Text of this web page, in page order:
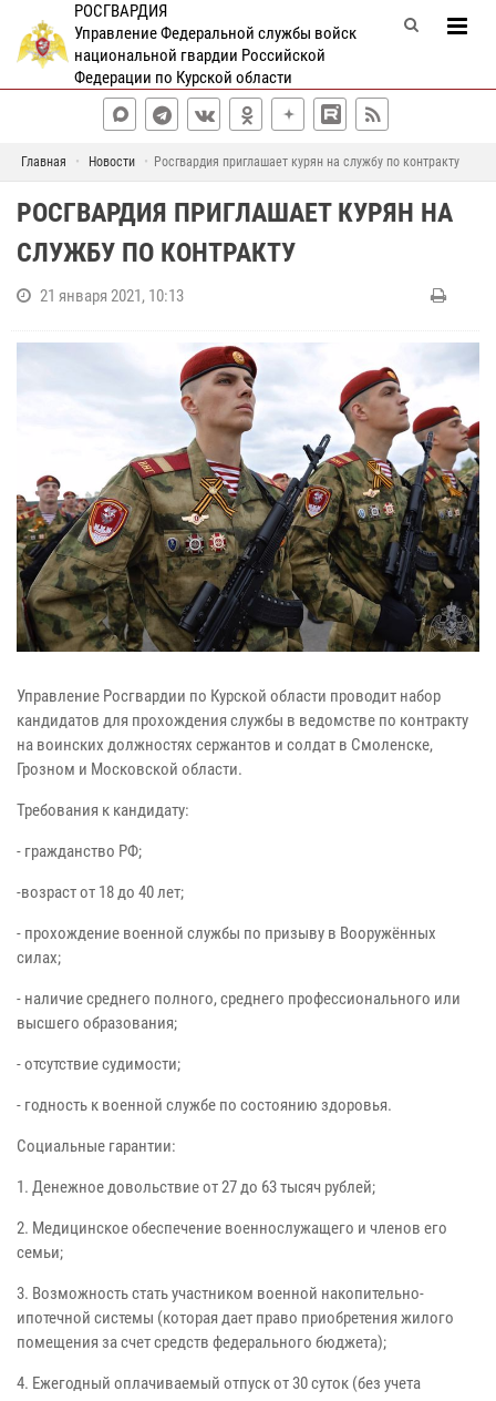
РОСГВАРДИЯ
Управление Федеральной службы войск
национальной гвардии Российской
Федерации по Курской области
Главная Новости Росгвардия приглашает курян на службу по контракту
РОСГВАРДИЯ ПРИГЛАШАЕТ КУРЯН НА
СЛУЖБУ ПО КОНТРАКТУ
21 января 2021, 10:13
Управление Росгвардии по Курской области проводит набор
кандидатов для прохождения службы в ведомстве по контракту
на воинских должностях сержантов и солдат в Смоленске,
Грозном и Московской области.
Требования к кандидату:
- гражданство РФ;
-возраст от 18 до 40 лет;
- прохождение военной службы по призыву в Вооружённых
силах;
- наличие среднего полного, среднего профессионального или
высшего образования;
- отсутствие судимости;
- годность к военной службе по состоянию здоровья.
Социальные гарантии:
1. Денежное довольствие от 27 до 63 тысяч рублей;
2. Медицинское обеспечение военнослужащего и членов его
семьи;
3. Возможность стать участником военной накопительно-
ипотечной системы (которая дает право приобретения жилого
помещения за счет средств федерального бюджета);
4. Ежегодный оплачиваемый отпуск от 30 суток (без учета